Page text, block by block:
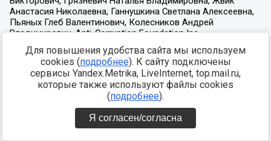
Для повышения удобства сайта мы используем
cookies (подробнее). К сайту подключены
сервисы Yandex.Metrika, LiveInternet, top.mail.ru,
которые также используют файлы cookies
(подробнее).
Я согласен/согласна